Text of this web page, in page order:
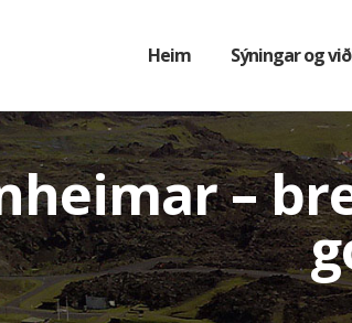
Heim Sýningar og
–